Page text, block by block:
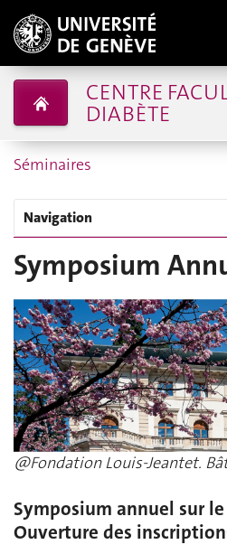
CENTRE
DIABÈTE
Séminaires
Navigation
Symposium
@Fondation Louis-Jeantet.
Symposium annuel sur
Ouverture des